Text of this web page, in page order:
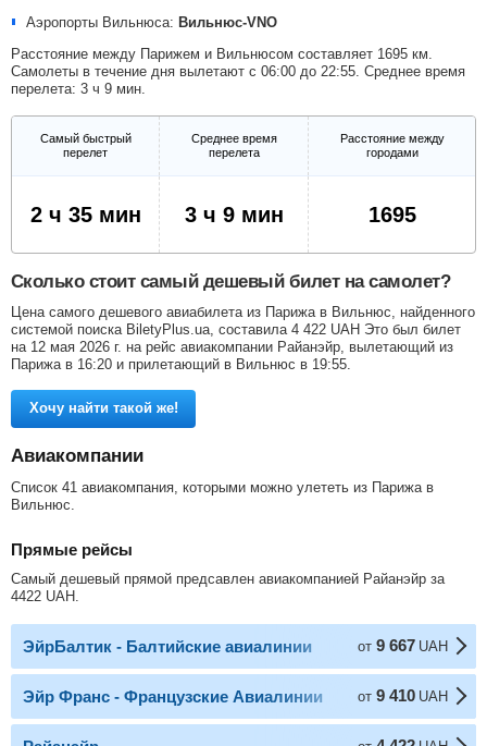
Аэропорты Вильнюса: Вильнюс-VNO
Расстояние между Парижем и Вильнюсом составляет 1695 км.
Самолеты в течение дня вылетают с 06:00 до 22:55. Среднее время
перелета: 3 ч 9 мин.
Самый быстрый
перелет
Среднее время
перелета
Расстояние между
городами
2 ч 35 мин 3 ч 9 мин 1695
Сколько стоит самый дешевый билет на самолет?
Цена самого дешевого авиабилета из Парижа в Вильнюс, найденного
системой поиска BiletyPlus.ua, составила 4 422 UAH Это был билет
на 12 мая 2026 г. на рейс авиакомпании Райанэйр, вылетающий из
Парижа в 16:20 и прилетающий в Вильнюс в 19:55.
Хочу найти такой же!
Авиакомпании
Список 41 авиакомпания, которыми можно улететь из Парижа в
Вильнюс.
Прямые рейсы
Самый дешевый прямой предсавлен авиакомпанией Райанэйр за
4422 UAH
ЭйрБалтик - Балтийские авиалинии от 9 667 UAH
Эйр Франс - Французские Авиалинии от 9 410 UAH